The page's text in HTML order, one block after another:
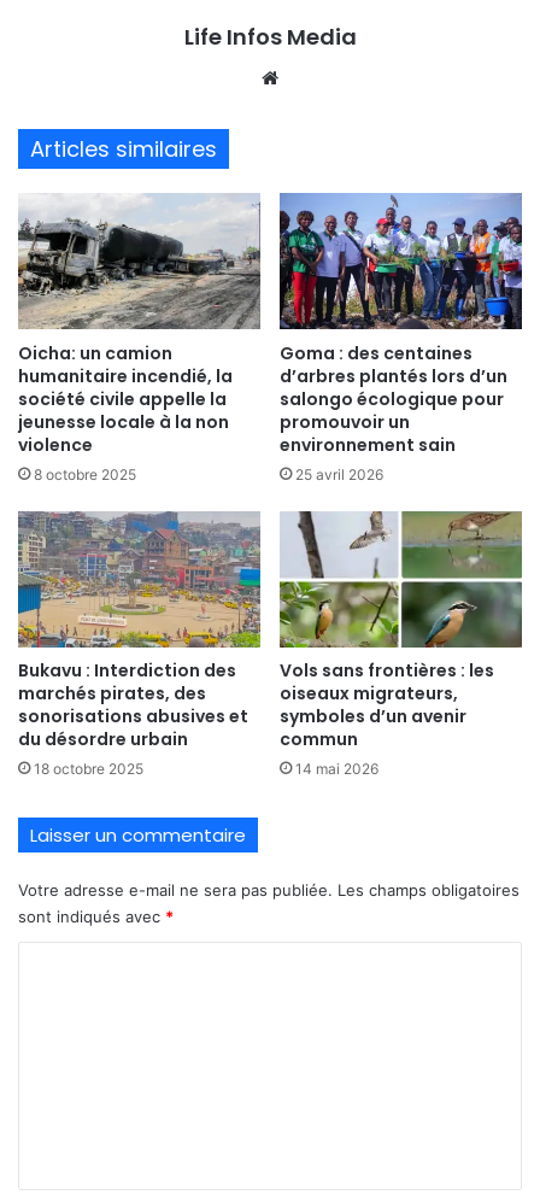
Life Infos Media
Articles similaires
Oicha: un camion
humanitaire incendié, la
société civile appelle la
jeunesse locale à la non
violence
8 octobre 2025
Goma : des centaines
d’arbres plantés lors d’un
salongo écologique pour
promouvoir un
environnement sain
25 avril 2026
Bukavu : Interdiction des
marchés pirates, des
sonorisations abusives et
du désordre urbain
18 octobre 2025
Vols sans frontières : les
oiseaux migrateurs,
symboles d’un avenir
commun
14 mai 2026
Laisser un commentaire
Votre adresse e-mail ne sera pas publiée. Les champs obligatoires
sont indiqués avec *